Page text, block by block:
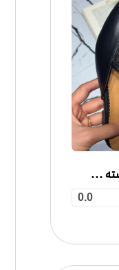
اسلیپر توری زنانه جلوبسته مدل گوچی
0.0